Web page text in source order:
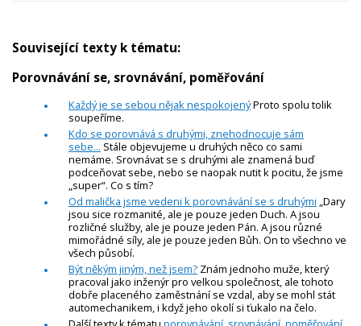
Související texty k tématu:
Porovnávání se, srovnávání, poměřování
Každý je se sebou nějak nespokojenýProto spolu tolik
soupeříme.
Kdo se porovnává s druhými, znehodnocuje sám
sebe... Stále objevujeme u druhých něco co sami
nemáme. Srovnávat se s druhými ale znamená buď
podceňovat sebe, nebo se naopak nutit k pocitu, že jsme
„super“. Co s tím?
Od malička jsme vedeni k porovnávání se s druhými „Dary
jsou sice rozmanité, ale je pouze jeden Duch. A jsou
rozličné služby, ale je pouze jeden Pán. A jsou různé
mimořádné síly, ale je pouze jeden Bůh. On to všechno ve
všech působí.
Být někým jiným, než jsem? Znám jednoho muže, který
pracoval jako inženýr pro velkou společnost, ale tohoto
dobře placeného zaměstnání se vzdal, aby se mohl stát
automechanikem, i když jeho okolí si ťukalo na čelo.